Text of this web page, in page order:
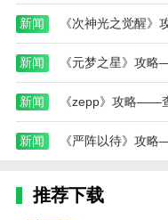
新闻 《次神光之觉醒
新闻 《元梦之星》攻
新闻 《zepp》攻略——
新闻 《严阵以待》攻
推荐下载